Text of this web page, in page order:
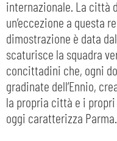
internazionale. La città
un’eccezione a questa
dimostrazione è data
scaturisce la squadra
concittadini che, ogni
gradinate dell’Ennio,
la propria città e i
oggi caratterizza Parma.